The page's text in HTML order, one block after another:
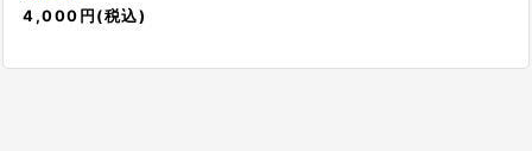
4,000 円 (税込)